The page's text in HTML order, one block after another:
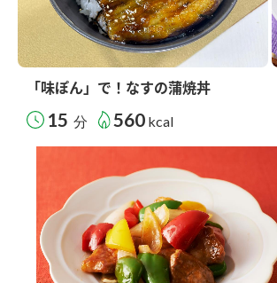
「味ぽん」で！なすの蒲焼丼
15 分 560 kcal